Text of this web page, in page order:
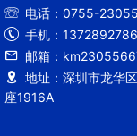
电话： 0755-
手机：
邮箱：
地址： 深圳市龙华
座1916A